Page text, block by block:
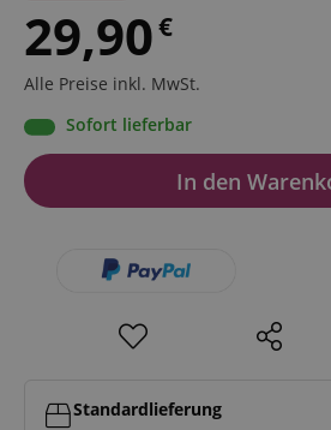
29,90€
Alle Preise inkl. MwSt.
Sofort lieferbar
In den
Standardlieferung